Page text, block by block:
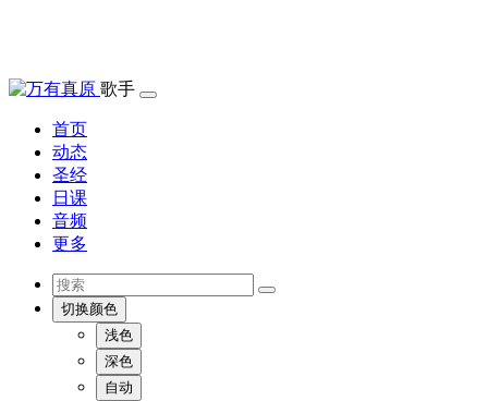
歌手
首页
动态
圣经
日课
音频
更多
切换颜色
浅色
深色
自动